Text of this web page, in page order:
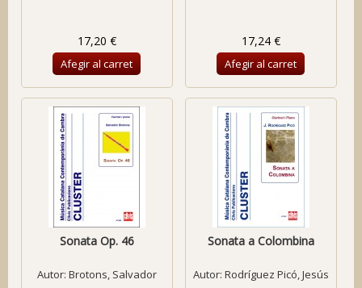
17,20 €
Afegir al carret
17,24 €
Afegir al carret
Sonata Op. 46
Autor: Brotons, Salvador
Sonata a Colombina
Autor: Rodríguez Picó, Jesús